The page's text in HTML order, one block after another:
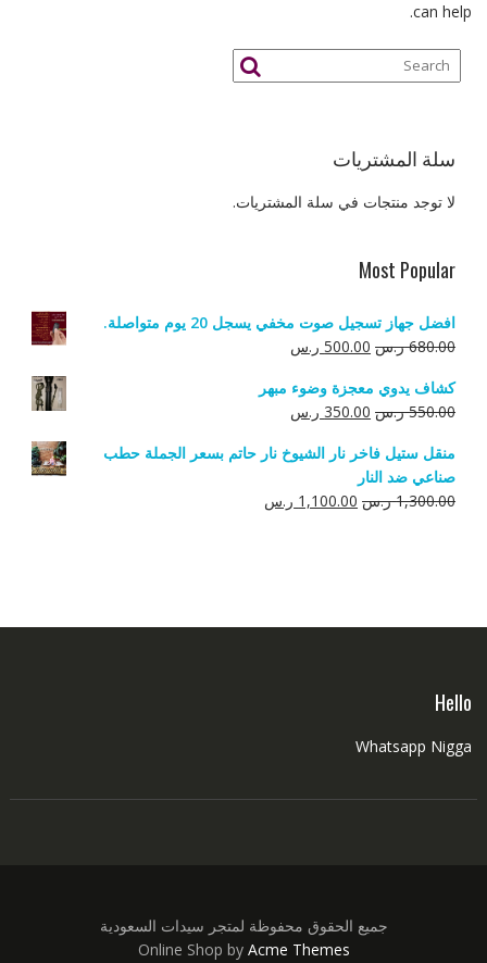
can help.
سلة المشتريات
لا توجد منتجات في سلة المشتريات.
Most Popular
افضل جهاز تسجيل صوت مخفي يسجل 20 يوم متواصلة.
680.00 ر.س السعر
هو:
680.00 ر.س.
500.00 ر.سالسعر
هو:
500.00 ر.س.
كشاف يدوي معجزة وضوء مبهر
550.00 ر.س السعر
هو:
550.00 ر.س.
350.00 ر.سالسعر
هو:
منقل ستيل فاخر نار الشيوخ نار حاتم بسعر الجملة حطب
صناعي ضد النار
1,300.00 ر.س السعر
1,100.00 ر.سالسعر
Hello
Whatsapp Nigga
جميع الحقوق محفوظة لمتجر سيدات السعودية
Online Shop by Acme Themes